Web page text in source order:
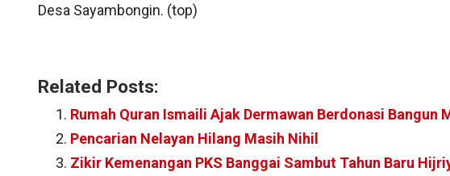
Desa Sayambongin. (top)
Related Posts:
Rumah Quran Ismaili Ajak Dermawan Berdonasi Bangun
Pencarian Nelayan Hilang Masih Nihil
Zikir Kemenangan PKS Banggai Sambut Tahun Baru